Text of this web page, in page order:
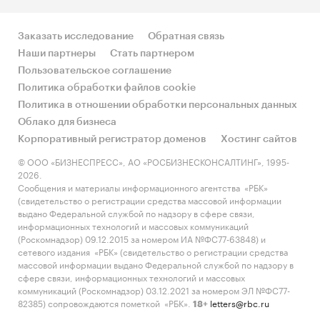
Заказать исследование
Обратная связь
Наши партнеры
Стать партнером
Пользовательское соглашение
Политика обработки файлов cookie
Политика в отношении обработки персональных данных
Облако для бизнеса
Корпоративный регистратор доменов
Хостинг сайтов
© ООО «БИЗНЕСПРЕСС», АО «РОСБИЗНЕСКОНСАЛТИНГ», 1995-
2026.
Сообщения и материалы информационного агентства «РБК»
(свидетельство о регистрации средства массовой информации
выдано Федеральной службой по надзору в сфере связи,
информационных технологий и массовых коммуникаций
(Роскомнадзор) 09.12.2015 за номером ИА №ФС77-63848) и
сетевого издания «РБК» (свидетельство о регистрации средства
массовой информации выдано Федеральной службой по надзору в
сфере связи, информационных технологий и массовых
коммуникаций (Роскомнадзор) 03.12.2021 за номером ЭЛ №ФС77-
82385) сопровождаются пометкой «РБК».
18+ letters@rbc.ru